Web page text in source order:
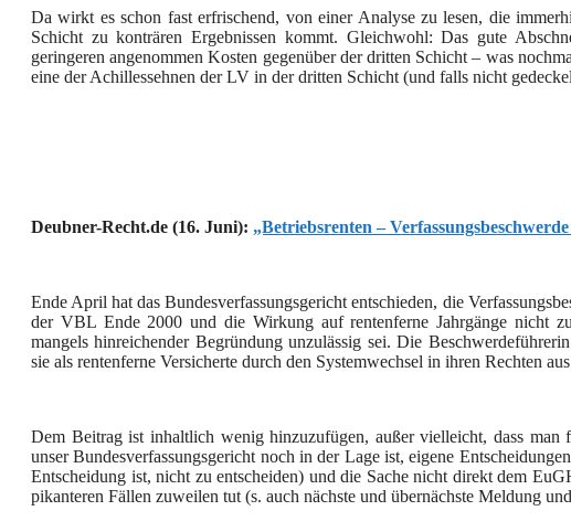
Da wirkt es schon fast erfrischend, von einer Analyse zu lesen, die
Schicht zu konträren Ergebnissen kommt. Gleichwohl: Das gute
geringeren angenommen Kosten gegenüber der dritten Schicht – was
eine der Achillessehnen der LV in der dritten Schicht (und falls nicht
Deubner-Recht.de (16. Juni): „Betriebsrenten –
Ende April hat das Bundesverfassungsgericht entschieden, die
der VBL Ende 2000 und die Wirkung auf rentenferne Jahrgänge nicht
mangels hinreichender Begründung unzulässig sei. Die
sie als rentenferne Versicherte durch den Systemwechsel in ihren Rechten
Dem Beitrag ist inhaltlich wenig hinzuzufügen, außer vielleicht, dass man
unser Bundesverfassungsgericht noch in der Lage ist, eigene
Entscheidung ist, nicht zu entscheiden) und die Sache nicht direkt dem
pikanteren Fällen zuweilen tut (s. auch nächste und übernächste Meldung